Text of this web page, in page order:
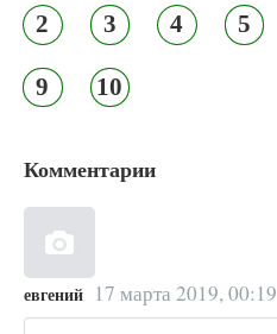
2 3 4 5
9 10
Комментарии
евгений 17 марта 2019, 00:19